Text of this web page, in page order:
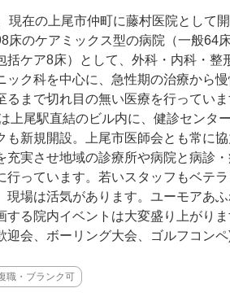
現在の上尾市仲町に藤村医院として
床のケアミックス型の病院（一般64
括ケア8床）として、外科・内科・整
ック科を中心に、急性期の治療から慢
るまで切れ目の無い医療を行っていま
上尾駅直結のビル内に、健診センタ
も新規開設。上尾市医師会とも常に
充実させ地域の診療所や病院と病診
行っています。若いスタッフもベテ
現場は活気があります。ユーモアあ
する院内イベントは大変盛り上がり
迎会、ボーリング大会、ゴルフコン
職・ブランク可